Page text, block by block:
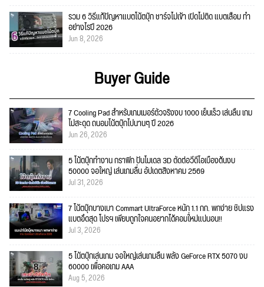
รวม 6 วิธีแก้ปัญหาแบตโน้ตบุ๊ก ชาร์จไม่เข้า เปิดไม่ติด แบตเสื่อม ทำ
อย่างไรปี 2026
Jun 8, 2026
Buyer Guide
7 Cooling Pad สำหรับเกมเมอร์ตัวจริงงบ 1000 เย็นเร็ว เล่นลื่น เกม
ไม่สะดุด ถนอมโน้ตบุ๊กไปนานๆ ปี 2026
Jun 26, 2026
5 โน้ตบุ๊กทำงาน กราฟิก ปั้นโมเดล 3D ตัดต่อวีดีโอเบื้องต้นงบ
50000 จอใหญ่ เล่นเกมลื่น อัปเดตสิงหาคม 2569
Jul 31, 2026
7 โน้ตบุ๊กบางเบา Commart UltraForce หนัก 1.1 กก. พกง่าย ชิปแรง
แบตอึดสุด โปรฯ เพียบถูกใจคนอยากได้คอมใ่หม่แน่นอน!!
Jul 3, 2026
5 โน้ตบุ๊กเล่นเกม จอใหญ่เล่นเกมลื่น พลัง GeForce RTX 5070 งบ
60000 เพื่อคอเกม AAA
Aug 5, 2026